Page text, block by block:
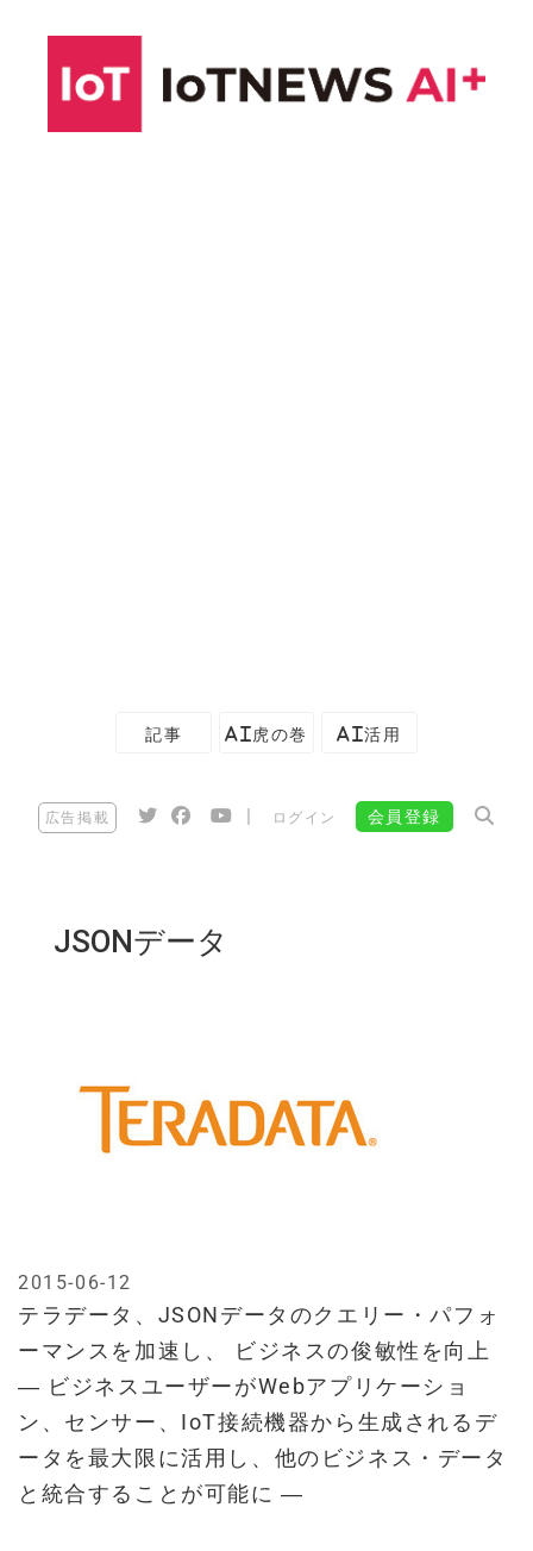
記事 AI虎の巻 AI活用
広告掲載 ログイン 会員登録
JSONデータ
テラデータ、JSONデータのクエリー・パフォ
ーマンスを加速し、 ビジネスの俊敏性を向上
― ビジネスユーザーがWebアプリケーショ
ン、センサー、IoT接続機器から生成されるデ
ータを最大限に活用し、他のビジネス・データ
と統合することが可能に ―
2015-06-12